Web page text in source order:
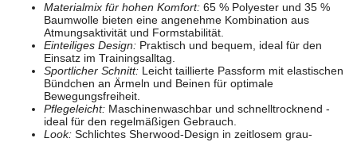
Materialmix für hohen Komfort: 65 % Polyester und 35 %
Baumwolle bieten eine angenehme Kombination aus
Atmungsaktivität und Formstabilität.
Einteiliges Design: Praktisch und bequem, ideal für den
Einsatz im Trainingsalltag.
Sportlicher Schnitt: Leicht taillierte Passform mit elastischen
Bündchen an Ärmeln und Beinen für optimale
Bewegungsfreiheit.
Pflegeleicht: Maschinenwaschbar und schnelltrocknend -
ideal für den regelmäßigen Gebrauch.
Look: Schlichtes Sherwood-Design in zeitlosem grau-